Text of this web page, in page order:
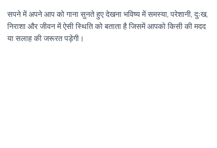
सपने में अपने आप को गाना सुनते हुए देखना भविष्य में समस्या, परेशानी, दुःख,
निराशा और जीवन में ऐसी स्थिति को बताता है जिसमें आपको किसी की मदद
या सलाह की जरूरत पड़ेगी।